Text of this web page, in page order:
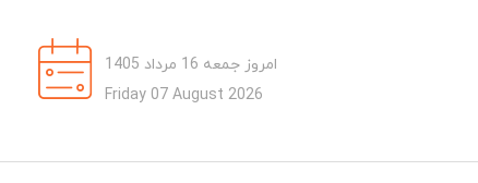
امروز جمعه 16 مرداد 1405
Friday 07 August 2026